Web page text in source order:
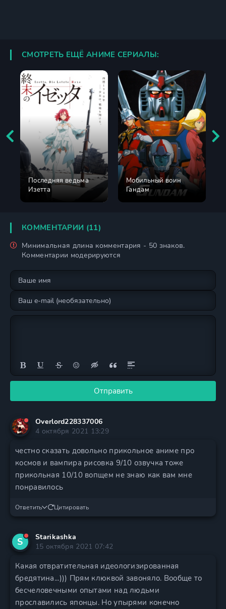
СМОТРЕТЬ ЕЩЁ АНИМЕ СЕРИАЛЫ:
Последняя ведьма
Изетта
Мобильный воин
Гандам
КОММЕНТАРИИ (11)
Минимальная длина комментария - 50 знаков.
Комментарии модерируются
Отправить
Overlord228337006
4 октября 2021 13:29
честно сказать довольно прикольное аниме про
космов и вампира рисовка 9/10 озвучка тоже
прикольная 10/10 вопщем не знаю как вам мне
понравилось
Ответить Цитировать
S
Starikashka
15 октября 2021 07:42
Какая отвратительная идеологизированная
бредятина...))) Прям клюквой завоняло. Вообще то
бесчеловечными опытами над людьми
прославились японцы. Но упырями конечно